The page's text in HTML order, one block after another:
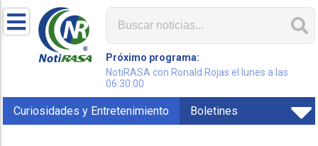
Próximo programa:
NotiRASA con Ronald Rojas el lunes a las
06:30:00
Curiosidades y Entretenimiento Boletines